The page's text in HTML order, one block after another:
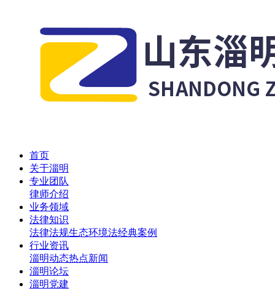
首页
关于淄明
专业团队
律师介绍
业务领域
法律知识
法律法规生态环境法经典案例
行业资讯
淄明动态热点新闻
淄明论坛
淄明党建